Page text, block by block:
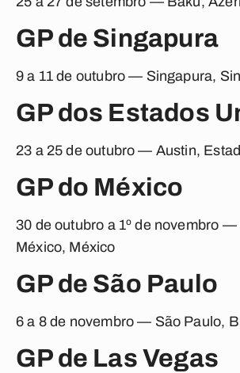
GP de Singapura
9 a 11 de outubro — Singapura,
GP dos Estados
23 a 25 de outubro — Austin,
GP do México
30 de outubro a 1º de novembro —
México, México
GP de São Paulo
6 a 8 de novembro — São Paulo,
GP de Las Vegas